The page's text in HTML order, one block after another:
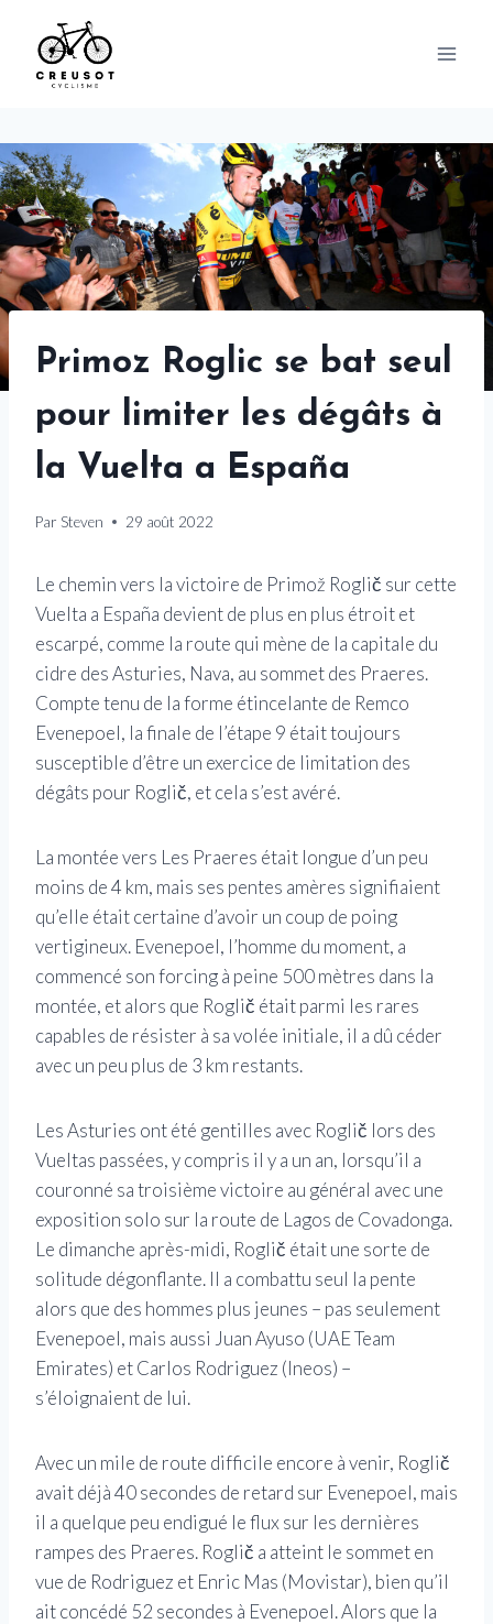
content
Primoz Roglic se bat seul
pour limiter les dégâts à
la Vuelta a España
Par Steven 29 août 2022
Le chemin vers la victoire de Primož Roglič sur cette
Vuelta a España devient de plus en plus étroit et
escarpé, comme la route qui mène de la capitale du
cidre des Asturies, Nava, au sommet des Praeres.
Compte tenu de la forme étincelante de Remco
Evenepoel, la finale de l’étape 9 était toujours
susceptible d’être un exercice de limitation des
dégâts pour Roglič, et cela s’est avéré.
La montée vers Les Praeres était longue d’un peu
moins de 4 km, mais ses pentes amères signifiaient
qu’elle était certaine d’avoir un coup de poing
vertigineux. Evenepoel, l’homme du moment, a
commencé son forcing à peine 500 mètres dans la
montée, et alors que Roglič était parmi les rares
capables de résister à sa volée initiale, il a dû céder
avec un peu plus de 3 km restants.
Les Asturies ont été gentilles avec Roglič lors des
Vueltas passées, y compris il y a un an, lorsqu’il a
couronné sa troisième victoire au général avec une
exposition solo sur la route de Lagos de Covadonga.
Le dimanche après-midi, Roglič était une sorte de
solitude dégonflante. Il a combattu seul la pente
alors que des hommes plus jeunes – pas seulement
Evenepoel, mais aussi Juan Ayuso (UAE Team
Emirates) et Carlos Rodriguez (Ineos) –
s’éloignaient de lui.
Avec un mile de route difficile encore à venir, Roglič
avait déjà 40 secondes de retard sur Evenepoel, mais
il a quelque peu endigué le flux sur les dernières
rampes des Praeres. Roglič a atteint le sommet en
vue de Rodriguez et Enric Mas (Movistar), bien qu’il
ait concédé 52 secondes à Evenepoel. Alors que la